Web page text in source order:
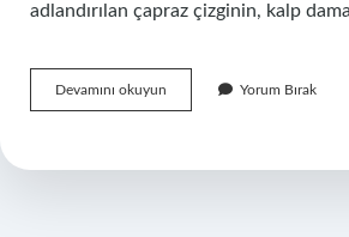
adlandırılan çapraz çizginin, kalp
Devamını okuyun
Çizgi
Yorum Bırak